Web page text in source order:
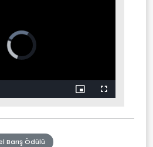
Video
Player
is
loading.
Picture-
in-
Fullscreen
Barış Ödülü